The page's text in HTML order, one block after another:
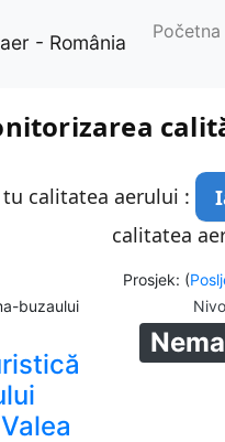
- România Početna
calitatea aerului :
calitatea
Prosjek: (
buzaului